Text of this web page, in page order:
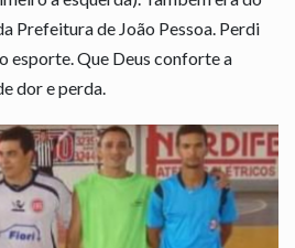
Prefeitura de João Pessoa. Perdi
esporte. Que Deus conforte a
dor e perda.